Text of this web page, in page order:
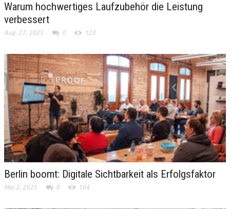
Warum hochwertiges Laufzubehör die Leistung
verbessert
Aug. 27, 2025 0 123
Berlin boomt: Digitale Sichtbarkeit als Erfolgsfaktor
Mai 2, 2025 0 104